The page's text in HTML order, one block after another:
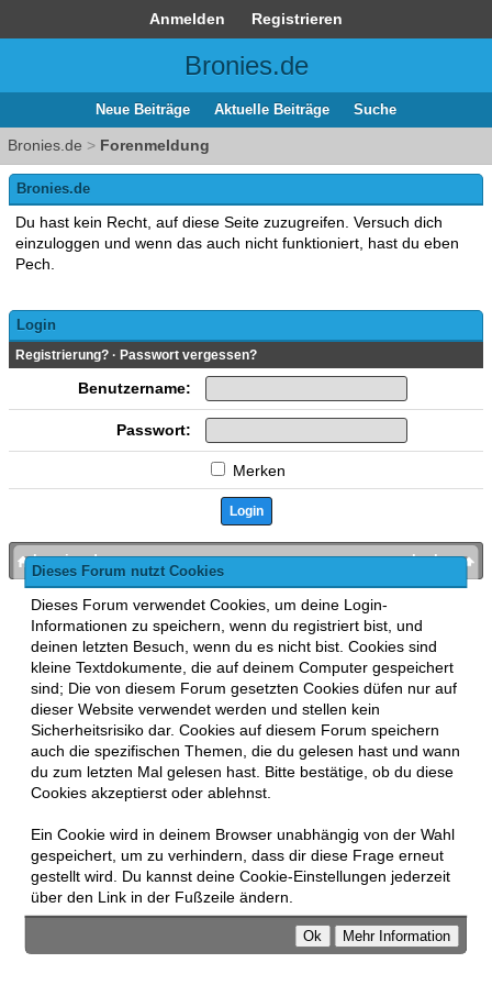
Anmelden Registrieren
Bronies.de
Neue Beiträge Aktuelle Beiträge Suche
Bronies.de > Forenmeldung
Dieses Forum nutzt Cookies
Dieses Forum verwendet Cookies, um deine Login-
Informationen zu speichern, wenn du registriert bist, und
deinen letzten Besuch, wenn du es nicht bist. Cookies sind
kleine Textdokumente, die auf deinem Computer gespeichert
sind; Die von diesem Forum gesetzten Cookies düfen nur auf
dieser Website verwendet werden und stellen kein
Sicherheitsrisiko dar. Cookies auf diesem Forum speichern
auch die spezifischen Themen, die du gelesen hast und wann
du zum letzten Mal gelesen hast. Bitte bestätige, ob du diese
Cookies akzeptierst oder ablehnst.
Ein Cookie wird in deinem Browser unabhängig von der Wahl
gespeichert, um zu verhindern, dass dir diese Frage erneut
gestellt wird. Du kannst deine Cookie-Einstellungen jederzeit
über den Link in der Fußzeile ändern.
Bronies.de
Du hast kein Recht, auf diese Seite zuzugreifen. Versuch dich
einzuloggen und wenn das auch nicht funktioniert, hast du eben
Pech.
Login
Registrierung? · Passwort vergessen?
Benutzername:
Passwort:
Merken
nach oben
bronies.de
MyBB , mobile Fassung: MyBB GoMobile
Zur Desktop-Version wechseln
This forum usesLukasz TkaczMyBB addons.